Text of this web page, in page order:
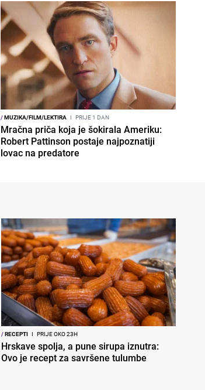
/MUZIKA/FILM/LEKTIRA I PRIJE 1 DAN
Mračna priča koja je šokirala Ameriku:
Robert Pattinson postaje najpoznatiji
lovac na predatore
/RECEPTI I PRIJE OKO 23H
Hrskave spolja, a pune sirupa iznutra:
Ovo je recept za savršene tulumbe